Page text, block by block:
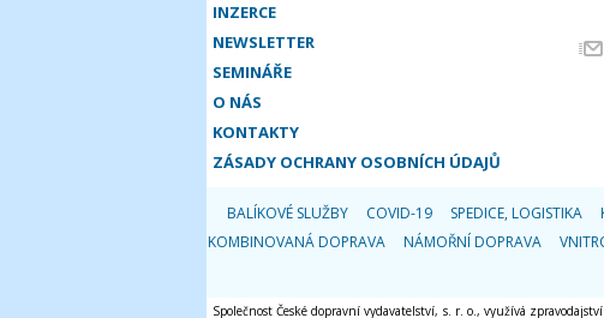
INZERCE
NEWSLETTER
SEMINÁŘE
O NÁS
KONTAKTY
ZÁSADY OCHRANY OSOBNÍCH ÚDAJŮ
BALÍKOVÉ SLUŽBY COVID-19 SPEDICE, LOGISTIKA
KOMBINOVANÁ DOPRAVA
NÁMOŘNÍ DOPRAVA
Společnost České dopravní vydavatelství, s. r. o., využívá